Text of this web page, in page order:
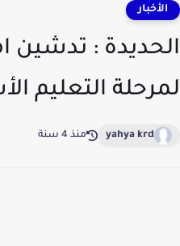
: تدشين
التعليم
yahya krd منذ 4 سنة